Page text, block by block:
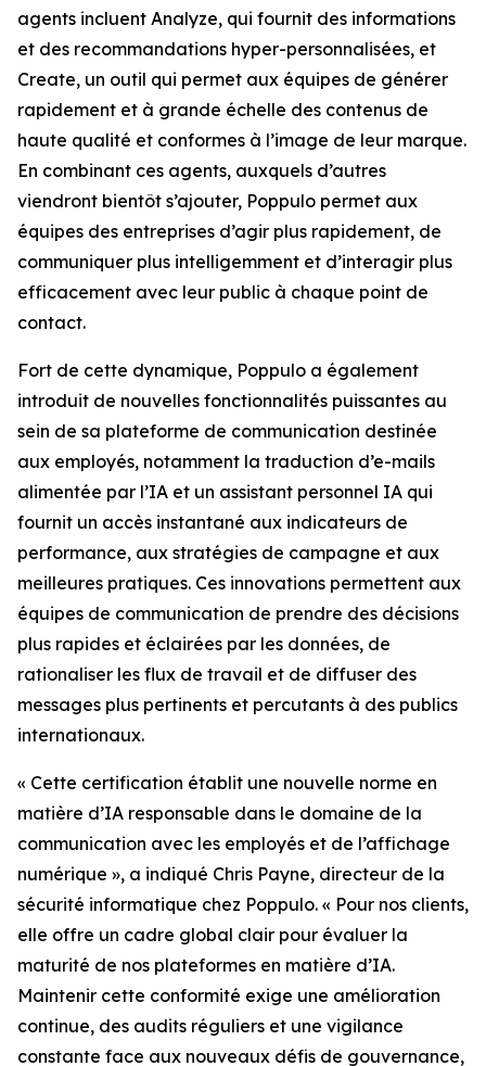
agents incluent Analyze, qui fournit des informations
et des recommandations hyper-personnalisées, et
Create, un outil qui permet aux équipes de générer
rapidement et à grande échelle des contenus de
haute qualité et conformes à l’image de leur marque.
En combinant ces agents, auxquels d’autres
viendront bientôt s’ajouter, Poppulo permet aux
équipes des entreprises d’agir plus rapidement, de
communiquer plus intelligemment et d’interagir plus
efficacement avec leur public à chaque point de
contact.
Fort de cette dynamique, Poppulo a également
introduit de nouvelles fonctionnalités puissantes au
sein de sa plateforme de communication destinée
aux employés, notamment la traduction d’e-mails
alimentée par l’IA et un assistant personnel IA qui
fournit un accès instantané aux indicateurs de
performance, aux stratégies de campagne et aux
meilleures pratiques. Ces innovations permettent aux
équipes de communication de prendre des décisions
plus rapides et éclairées par les données, de
rationaliser les flux de travail et de diffuser des
messages plus pertinents et percutants à des publics
internationaux.
« Cette certification établit une nouvelle norme en
matière d’IA responsable dans le domaine de la
communication avec les employés et de l’affichage
numérique », a indiqué Chris Payne, directeur de la
sécurité informatique chez Poppulo. « Pour nos clients,
elle offre un cadre global clair pour évaluer la
maturité de nos plateformes en matière d’IA.
Maintenir cette conformité exige une amélioration
continue, des audits réguliers et une vigilance
constante face aux nouveaux défis de gouvernance,